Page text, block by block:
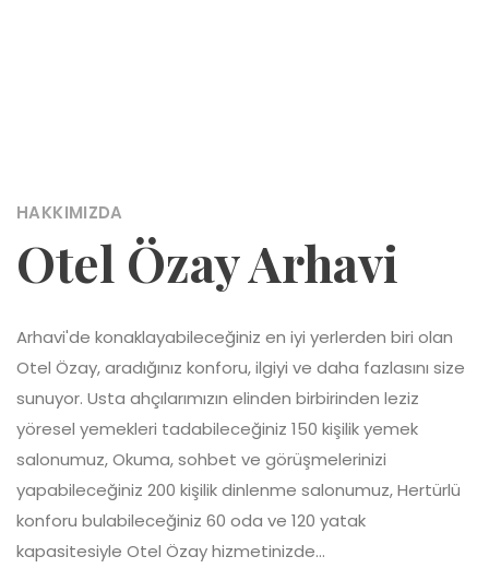
HAKKIMIZDA
Otel Özay Arhavi
Arhavi'de konaklayabileceğiniz en iyi yerlerden biri olan
Otel Özay, aradığınız konforu, ilgiyi ve daha fazlasını size
sunuyor. Usta ahçılarımızın elinden birbirinden leziz
yöresel yemekleri tadabileceğiniz 150 kişilik yemek
salonumuz, Okuma, sohbet ve görüşmelerinizi
yapabileceğiniz 200 kişilik dinlenme salonumuz, Hertürlü
konforu bulabileceğiniz 60 oda ve 120 yatak
kapasitesiyle Otel Özay hizmetinizde...